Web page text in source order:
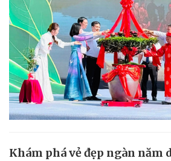
Khám phá vẻ đẹp ngàn năm